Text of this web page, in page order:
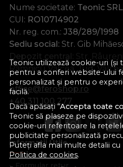
Teonic utilizează cookie-uri (și
pentru a conferi website-ului
personalizat și pentru o
facilă.
Dacă apăsați “Accepta toate
Teonic să plaseze pe
cookie-uri referitoare la
publicitate personalizată
Puteți afla mai multe detalii
Politica de cookies.
Nume societate: Teonic SRL
CUI: RO10714902
Nr. reg. com.: J38/289/1998
Sediu social: Str. Gib
Depozit central: Str.
Râmnicu Vâlcea, Jud.
office@feroshop.ro
+40 311 100 277
Informatii Utile